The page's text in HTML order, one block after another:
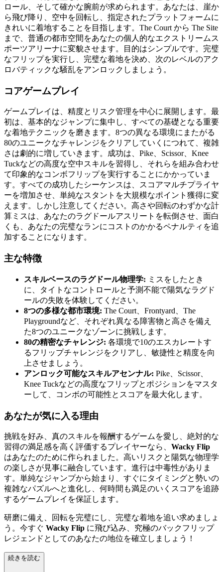
ロール、そして確かな腕前が求められます。あなたは、崖か
ら飛び降り、空中を回転し、指定されたプラットフォームに
きれいに着地することを目指します。The Court から The Site
まで、普通の都市空間をあなたの個人的なエクストリームス
ポーツアリーナに変貌させます。目的はシンプルです。完璧
なフリップを実行し、完璧な着地を決め、次のレベルのアク
ロバティックな騒乱をアンロックしましょう。
コアゲームプレイ
ゲームプレイは、精度とリスク管理を中心に展開します。最
初は、基本的なジャンプに集中し、すべての基礎となる重要
な着地テクニックを磨きます。8つの異なる環境にまたがる
80のユニークなチャレンジをクリアしていくにつれて、複雑
さは劇的に増していきます。成功は、Pike、Scissor、Knee
Tuckなどの高度な空中スキルを習得し、それらを組み合わせ
て印象的なコンボフリップを実行することにかかっていま
す。すべての成功したシーケンスは、スコアマルチプライヤ
ーを増加させ、単純なスタントを大規模なポイント獲得に変
えます。しかし注意してください。高さや回転のわずかな計
算ミスは、あなたのラグドールアスリートを転倒させ、面白
くも、あなたの完璧なランにコストのかかるペナルティを追
加することになります。
主な特徴
スキルベースのラグドール物理学: ミスをしたとき
に、タイトなコントロールと予測不能で陽気なラグド
ールの失敗を体験してください。
8つの多様な都市環境: The Court、Frontyard、The
Playgroundなど、それぞれ異なる障害物と高さを備え
た8つのユニークなゾーンに挑戦します。
80の精密なチャレンジ: 各環境で10のエスカレートす
るフリップチャレンジをクリアし、敏捷性と精度を向
上させましょう。
アンロック可能なスキルアセンナル: Pike、Scissor、
Knee Tuckなどの高度なフリップとポジションをマスタ
ーして、コンボの可能性とスコアを最大化します。
あなたが気に入る理由
挑戦を好み、真のスキルを報酬するゲームを愛し、絶対的な
習得の満足感を高く評価するプレイヤーなら、 Wacky Flip
はあなたのために作られました。高いリスクと陽気な物理学
の楽しさが見事に融合しています。進行は中毒性がありま
す。単純なジャンプから始まり、すぐにタイミングと勢いの
複雑なパズルへと進化し、何時間も満足のいくスコアを追跡
するゲームプレイを保証します。
研磨に備え、回転を完璧にし、完璧な着地を追い求めましょ
う。今すぐ Wacky Flip に飛び込み、究極のバックフリップ
レジェンドとしてのあなたの地位を確立しましょう！
続きを読む